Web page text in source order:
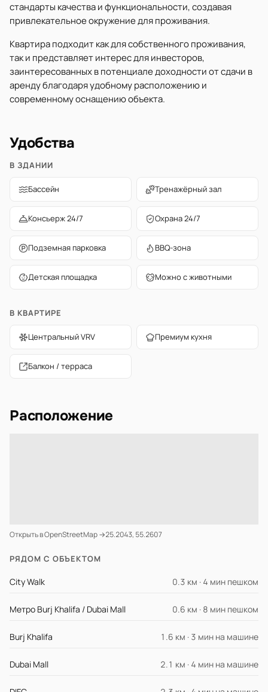
стандарты качества и функциональности, создавая
привлекательное окружение для проживания.
Квартира подходит как для собственного проживания,
так и представляет интерес для инвесторов,
заинтересованных в потенциале доходности от сдачи в
аренду благодаря удобному расположению и
современному оснащению объекта.
Удобства
В ЗДАНИИ
Бассейн Тренажёрный зал
Консьерж 24/7 Охрана 24/7
Подземная парковка BBQ-зона
Детская площадка Можно с животными
В КВАРТИРЕ
Центральный VRV Премиум кухня
Балкон / терраса
Расположение
Открыть в OpenStreetMap →25.2043, 55.2607
РЯДОМ С ОБЪЕКТОМ
City Walk 0.3 км · 4 мин пешком
Метро Burj Khalifa / Dubai Mall 0.6 км · 8 мин пешком
Burj Khalifa 1.6 км · 3 мин на машине
Dubai Mall 2.1 км · 4 мин на машине